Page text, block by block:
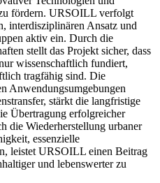
fördern. URSOILL verfolgt
interdisziplinären Ansatz und
aktiv ein. Durch die
stellt das Projekt sicher, dass
wissenschaftlich fundiert,
tragfähig sind. Die
Anwendungsumgebungen
stärkt die langfristige
Übertragung erfolgreicher
die Wiederherstellung urbaner
essenzielle
leistet URSOILL einen Beitrag
und lebenswerter zu